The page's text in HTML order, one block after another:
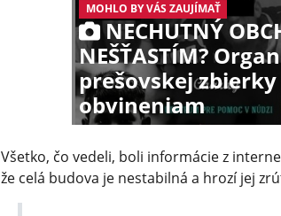
MOHLO BY VÁS ZAUJÍMAŤ
NECHUTNÝ
NEŠŤASTÍM?
prešovskej
obvineniam
Všetko, čo vedeli, boli informácie z
že celá budova je nestabilná a hrozí jej